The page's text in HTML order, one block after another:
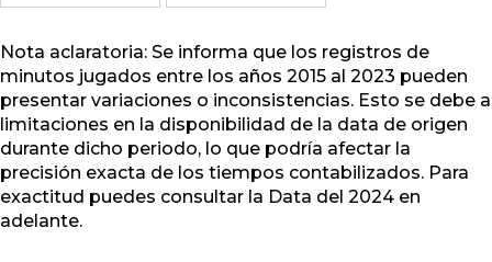
Nota aclaratoria: Se informa que los registros de
minutos jugados entre los años 2015 al 2023 pueden
presentar variaciones o inconsistencias. Esto se debe a
limitaciones en la disponibilidad de la data de origen
durante dicho periodo, lo que podría afectar la
precisión exacta de los tiempos contabilizados. Para
exactitud puedes consultar la Data del 2024 en
adelante.